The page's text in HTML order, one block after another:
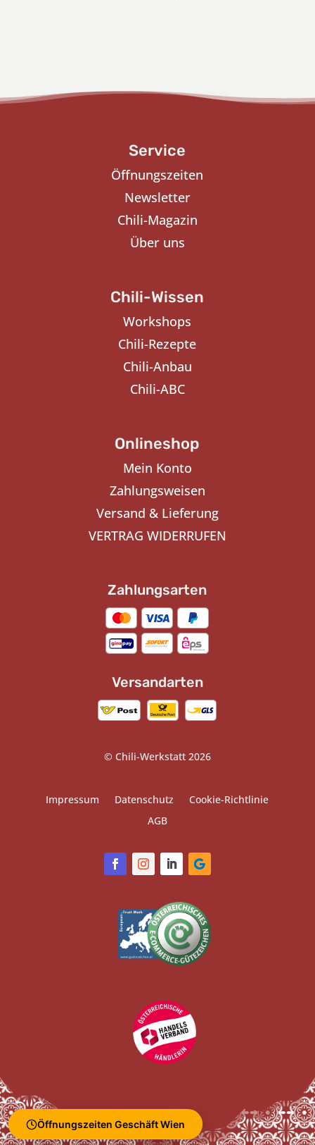
Service
Öffnungszeiten
Newsletter
Chili-Magazin
Über uns
Chili-Wissen
Workshops
Chili-Rezepte
Chili-Anbau
Chili-ABC
Onlineshop
Mein Konto
Zahlungsweisen
Versand & Lieferung
VERTRAG WIDERRUFEN
Zahlungsarten
Versandarten
© Chili-Werkstatt 2026
Impressum Datenschutz
Cookie-Richtlinie
AGB
Öffnungszeiten Geschäft Wien